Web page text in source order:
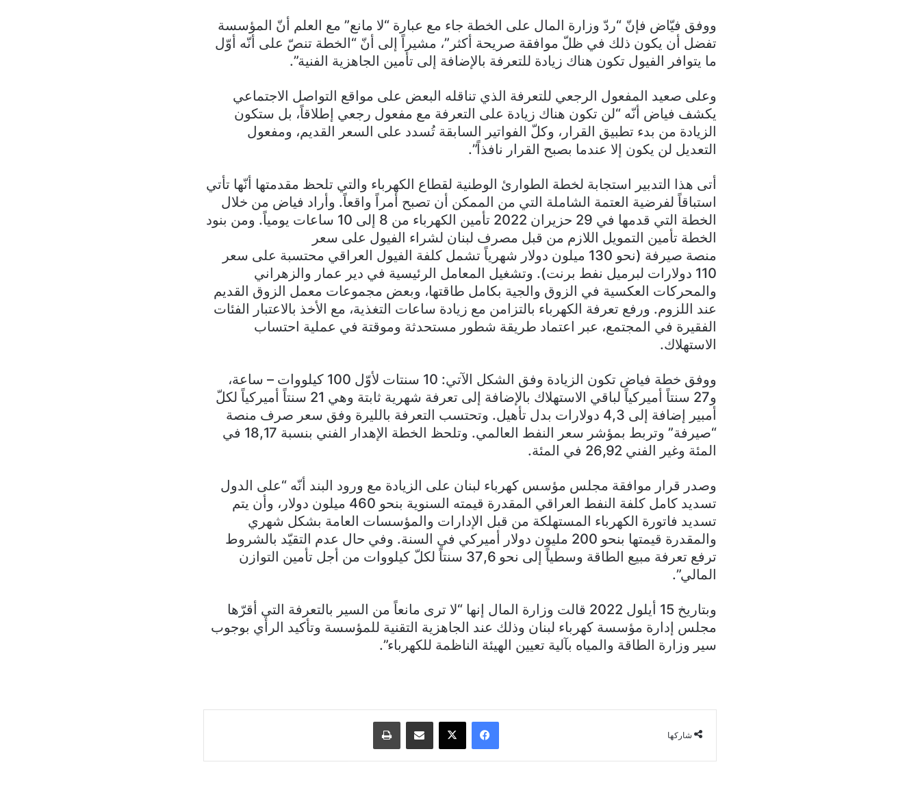
ووفق فيّاض فإنّ “ردّ وزارة المال على الخطة جاء مع عبارة “لا مانع” مع العلم أنّ المؤسسة
تفضل أن يكون ذلك في ظلّ موافقة صريحة أكثر”، مشيراً إلى أنّ “الخطة تنصّ على أنّه أوّل
ما يتوافر الفيول تكون هناك زيادة للتعرفة بالإضافة إلى تأمين الجاهزية الفنية”.
وعلى صعيد المفعول الرجعي للتعرفة الذي تناقله البعض على مواقع التواصل الاجتماعي
يكشف فياض أنّه “لن تكون هناك زيادة على التعرفة مع مفعول رجعي إطلاقاً، بل ستكون
الزيادة من بدء تطبيق القرار، وكلّ الفواتير السابقة تُسدد على السعر القديم، ومفعول
التعديل لن يكون إلا عندما بصبح القرار نافذاً”.
أتى هذا التدبير استجابة لخطة الطوارئ الوطنية لقطاع الكهرباء والتي تلحظ مقدمتها أنّها تأتي
استباقاً لفرضية العتمة الشاملة التي من الممكن أن تصبح أمراً واقعاً. وأراد فياض من خلال
الخطة التي قدمها في 29 حزيران 2022 تأمين الكهرباء من 8 إلى 10 ساعات يومياً. ومن بنود
الخطة تأمين التمويل اللازم من قبل مصرف لبنان لشراء الفيول على سعر
منصة صیرفة (نحو 130 ميلون دولار شهرياً تشمل كلفة الفيول العراقي محتسبة على سعر
110 دولارات لبرميل نفط برنت). وتشغيل المعامل الرئيسية في دير عمار والزهراني
والمحركات العكسية في الزوق والجية بكامل طاقتها، وبعض مجموعات معمل الزوق القديم
عند اللزوم. ورفع تعرفة الكهرباء بالتزامن مع زيادة ساعات التغذية، مع الأخذ بالاعتبار الفئات
الفقیرة في المجتمع، عبر اعتماد طريقة شطور مستحدثة وموقتة في عملية احتساب
الاستهلاك.
ووفق خطة فياض تكون الزيادة وفق الشكل الآتي: 10 سنتات لأوّل 100 كيلووات – ساعة،
و27 سنتاً أميركياً لباقي الاستهلاك بالإضافة إلى تعرفة شهرية ثابتة وهي 21 سنتاً أميركياً لكلّ
أمبير إضافة إلى 4,3 دولارات بدل تأهيل. وتحتسب التعرفة بالليرة وفق سعر صرف منصة
“صيرفة” وتربط بمؤشر سعر النفط العالمي. وتلحظ الخطة الإهدار الفني بنسبة 18,17 في
المئة وغير الفني 26,92 في المئة.
وصدر قرار موافقة مجلس مؤسس كهرباء لبنان على الزيادة مع ورود البند أنّه “على الدول
تسديد كامل كلفة النفط العراقي المقدرة قيمته السنوية بنحو 460 ميلون دولار، وأن يتم
تسديد فاتورة الكهرباء المستهلكة من قبل الإدارات والمؤسسات العامة بشكل شهري
والمقدرة قيمتها بنحو 200 مليون دولار أميركي في السنة. وفي حال عدم التقيّد بالشروط
ترفع تعرفة مبيع الطاقة وسطياً إلى نحو 37,6 سنتاً لكلّ كيلووات من أجل تأمين التوازن
المالي”.
وبتاريخ 15 أيلول 2022 قالت وزارة المال إنها “لا ترى مانعاً من السير بالتعرفة التي أقرّها
مجلس إدارة مؤسسة كهرباء لبنان وذلك عند الجاهزية التقنية للمؤسسة وتأكيد الرأي بوجوب
سير وزارة الطاقة والمياه بآلية تعيين الهيئة الناظمة للكهرباء”.
شاركها
فيسبوك ‫X مشاركة عبر البريد طباعة